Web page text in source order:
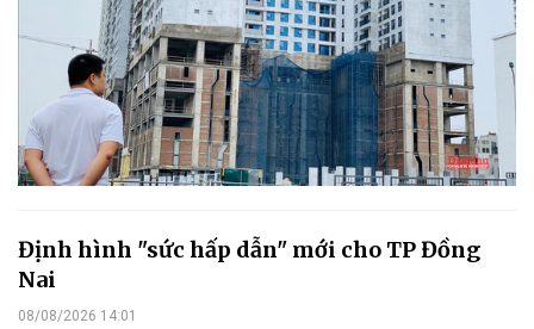
Định hình "sức hấp dẫn" mới cho TP Đồng
Nai
08/08/2026 14:01